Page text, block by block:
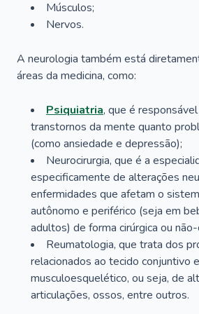
Músculos;
Nervos.
A neurologia também está
áreas da medicina, como:
Psiquiatria, que é
transtornos da mente quanto
(como ansiedade e depressão);
Neurocirurgia, que é a
especificamente de alterações
enfermidades que afetam o
autônomo e periférico (seja em
adultos) de forma cirúrgica ou não-
Reumatologia, que trata dos
relacionados ao tecido conjuntivo
musculoesquelético, ou seja, de
articulações, ossos, entre outros.